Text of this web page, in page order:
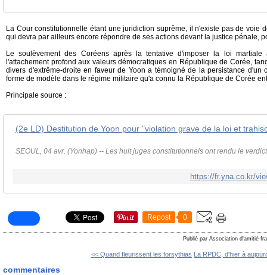
La Cour constitutionnelle étant une juridiction suprême, il n'existe pas de voie
qui devra par ailleurs encore répondre de ses actions devant la justice pénale,
Le soulèvement des Coréens après la tentative d'imposer la loi
l'attachement profond aux valeurs démocratiques en République de Corée,
divers d'extrême-droite en faveur de Yoon a témoigné de la persistance d'un
forme de modèle dans le régime militaire qu'a connu la République de Corée
Principale source :
SEOUL, 04 avr. (Yonhap) -- Les huit juges constitutionnels ont rendu le
https://fr.yna.co.kr/
Repost 0
Publié par Association d'amitié
<< Quand fleurissent les forsythias La RPDC, d'hier à
commentaires